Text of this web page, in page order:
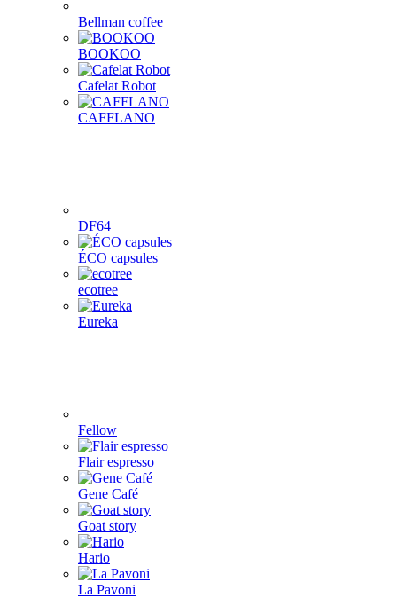
Bellman coffee
BOOKOO
Cafelat Robot
CAFFLANO
DF64
ÉCO capsules
ecotree
Eureka
Fellow
Flair espresso
Gene Café
Goat story
Hario
La Pavoni